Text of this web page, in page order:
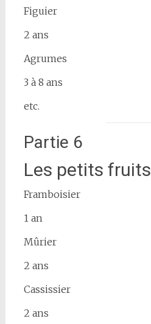
Figuier
2 ans
Agrumes
3 à 8 ans
etc.
Partie 6
Les petits fruits
Framboisier
1 an
Mûrier
2 ans
Cassissier
2 ans